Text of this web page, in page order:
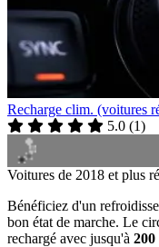
Recharge clim. (voitures
5.0 (1)
Voitures de 2018 et plus
Bénéficiez d'un
bon état de marche. Le
rechargé avec jusqu'à 200